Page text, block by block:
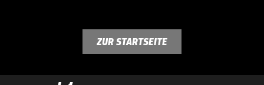
ZUR STARTSEITE